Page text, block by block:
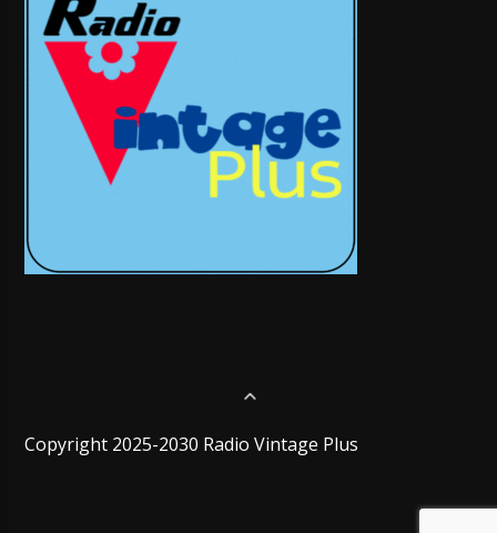
Copyright 2025-2030 Radio Vintage Plus